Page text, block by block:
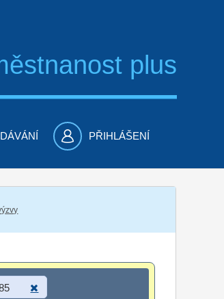
plus
PŘIHLÁŠENÍ